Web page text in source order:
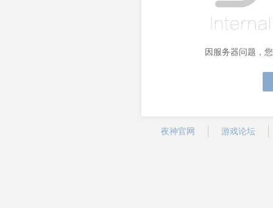
因服务器问题，
夜神官网 游戏论坛